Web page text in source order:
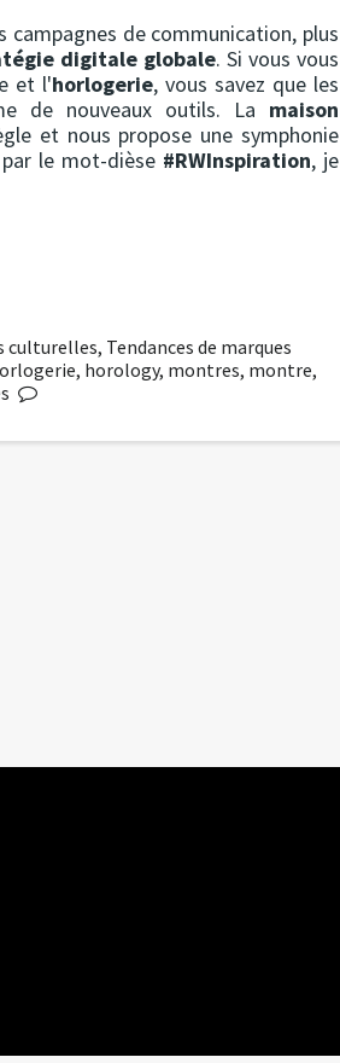
de communication, plus
digitale globale. Si vous vous
et l'horlogerie, vous savez que les
de nouveaux outils. La maison
et nous propose une symphonie
le mot-dièse #RWInspiration, je
culturelles, Tendances de marques
, horology, montres, montre,